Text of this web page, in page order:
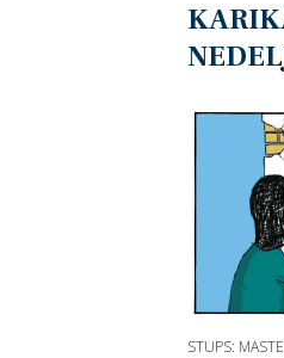
STUPS: